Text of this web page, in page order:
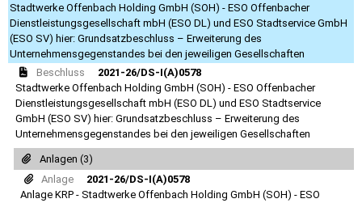
Stadtwerke Offenbach Holding GmbH (SOH) - ESO Offenbacher
Dienstleistungsgesellschaft mbH (ESO DL) und ESO Stadtservice GmbH
(ESO SV) hier: Grundsatzbeschluss – Erweiterung des
Unternehmensgegenstandes bei den jeweiligen Gesellschaften
Beschluss
2021-26/DS-I(A)0578
Stadtwerke Offenbach Holding GmbH (SOH) - ESO Offenbacher
Dienstleistungsgesellschaft mbH (ESO DL) und ESO Stadtservice
GmbH (ESO SV) hier: Grundsatzbeschluss – Erweiterung des
Unternehmensgegenstandes bei den jeweiligen Gesellschaften
Anlagen (3)
Anlage
2021-26/DS-I(A)0578
Anlage KRP - Stadtwerke Offenbach Holding GmbH (SOH) - ESO